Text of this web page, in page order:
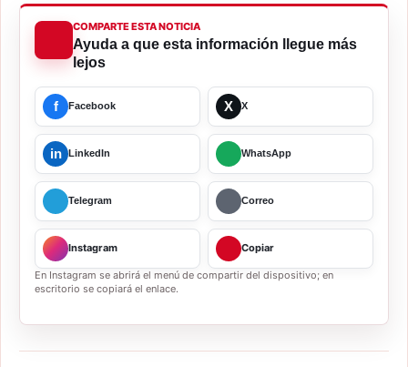
COMPARTE ESTA NOTICIA
Ayuda a que esta información llegue más
lejos
f Facebook X X
in LinkedIn WhatsApp
Telegram Correo
Instagram Copiar
En Instagram se abrirá el menú de compartir del dispositivo; en
escritorio se copiará el enlace.